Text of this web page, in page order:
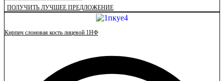
ПОЛУЧИТЬ ЛУЧШЕЕ ПРЕДЛОЖЕНИЕ
Кирпич слоновая кость лицевой 1НФ